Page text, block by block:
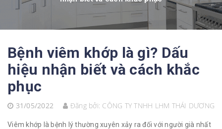
Bệnh viêm khớp là gì? Dấu
hiệu nhận biết và cách khắc
phục
31/05/2022 Đăng bởi: CÔNG TY TNHH LHM THÁI DƯƠNG
Viêm khớp là bệnh lý thường xuyên xảy ra đối với người già nhất